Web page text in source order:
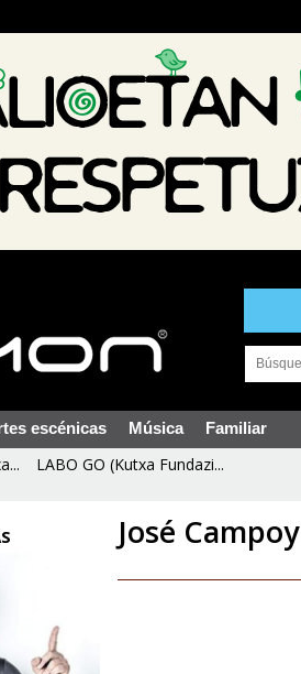
escénicas Música Familiar
LABO GO (Kutxa Fundazi...
José Campoy